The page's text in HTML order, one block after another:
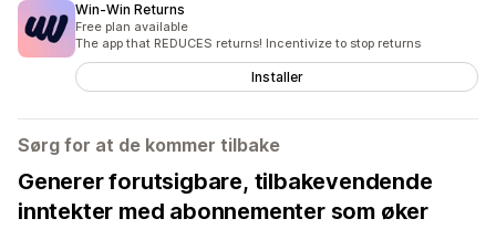
Win‑Win Returns
Free plan available
The app that REDUCES returns! Incentivize to stop returns
Installer
Sørg for at de kommer tilbake
Generer forutsigbare, tilbakevendende
inntekter med abonnementer som øker